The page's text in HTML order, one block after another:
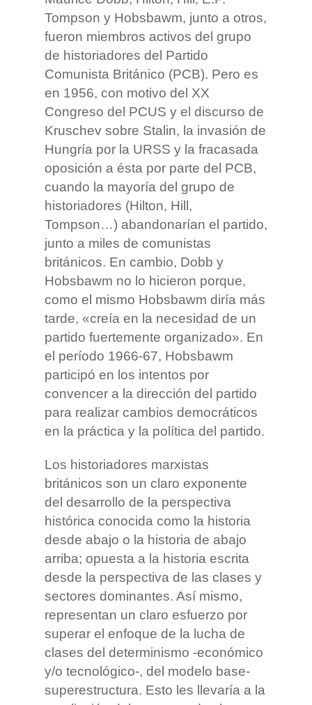
Tompson y Hobsbawm, junto a otros,
fueron miembros activos del grupo
de historiadores del Partido
Comunista Británico (PCB). Pero es
en 1956, con motivo del XX
Congreso del PCUS y el discurso de
Kruschev sobre Stalin, la invasión de
Hungría por la URSS y la fracasada
oposición a ésta por parte del PCB,
cuando la mayoría del grupo de
historiadores (Hilton, Hill,
Tompson…) abandonarían el partido,
junto a miles de comunistas
británicos. En cambio, Dobb y
Hobsbawm no lo hicieron porque,
como el mismo Hobsbawm diría más
tarde, «creía en la necesidad de un
partido fuertemente organizado». En
el período 1966-67, Hobsbawm
participó en los intentos por
convencer a la dirección del partido
para realizar cambios democráticos
en la práctica y la política del partido.
Los historiadores marxistas
británicos son un claro exponente
del desarrollo de la perspectiva
histórica conocida como la historia
desde abajo o la historia de abajo
arriba; opuesta a la historia escrita
desde la perspectiva de las clases y
sectores dominantes. Así mismo,
representan un claro esfuerzo por
superar el enfoque de la lucha de
clases del determinismo -económico
y/o tecnológico-, del modelo base-
superestructura. Esto les llevaría a la